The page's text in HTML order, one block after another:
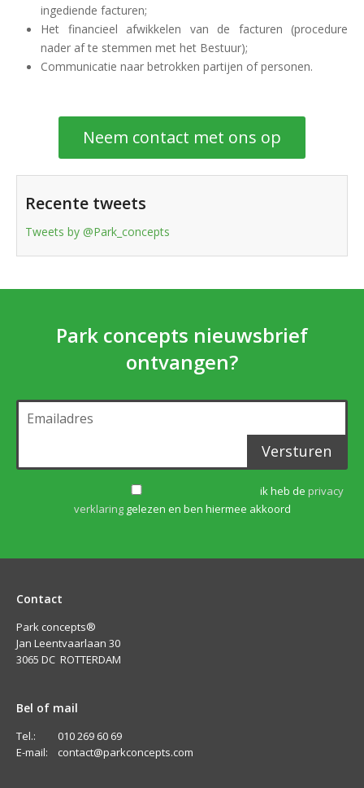
ingediende facturen;
Het financieel afwikkelen van de facturen (procedure
nader af te stemmen met het Bestuur);
Communicatie naar betrokken partijen of personen.
Neem contact met ons op
Recente tweets
Tweets by @Park_concepts
Park concepts nieuwsbrief
ontvangen?
Versturen
ik heb de privacy
verklaringgelezen en ben hiermee akkoord
Contact
Park concepts®
Jan Leentvaarlaan 30
3065 DC ROTTERDAM
Bel of mail
Tel.: 010 269 60 69
E-mail: contact@parkconcepts.com